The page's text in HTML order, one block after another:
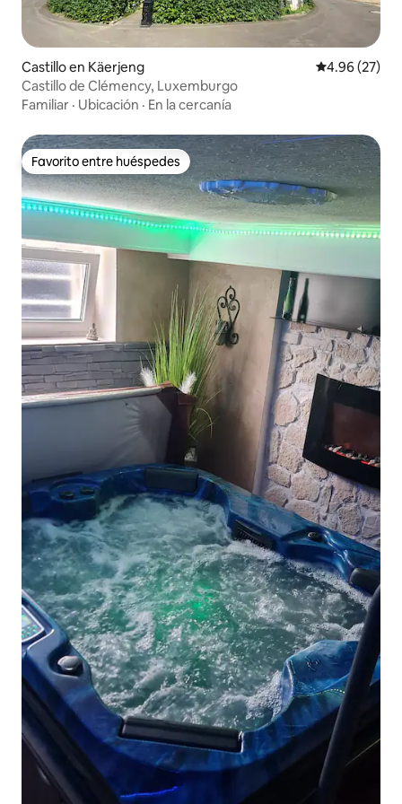
Castillo en Käerjeng Calificación
4.96 (27)
Castillo de Clémency, Luxemburgo
Familiar · Ubicación · En la cercanía
Favorito entre huéspedes
Favorito entre huéspedes